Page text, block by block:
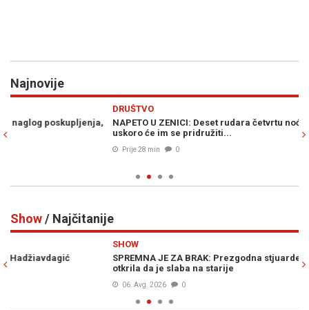
Najnovije
NAPETO U ZENICI: Deset rudara četvrtu noć proveli pod zemljom,
uskoro će im se pridružiti...
Show/ Najčitanije
SPREMNA JE ZA BRAK: Prezgodna stjuardesa hitno traži muža,
otkrila da je slaba na starije